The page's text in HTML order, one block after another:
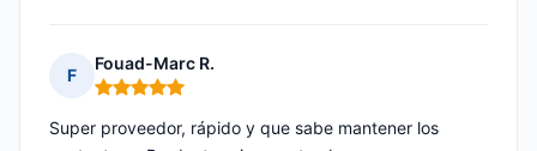
F
Fouad-Marc R.
Nota: 5 de 5
Super proveedor, rápido y que sabe mantener los